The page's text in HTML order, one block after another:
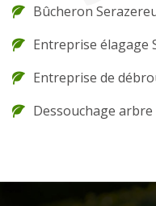
Bûcheron
Entreprise élagage
Entreprise de
Dessouchage